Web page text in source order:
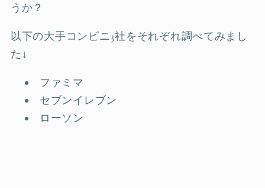
うか？
以下の大手コンビニ3社をそれぞれ調べてみまし
た↓
ファミマ
セブンイレブン
ローソン